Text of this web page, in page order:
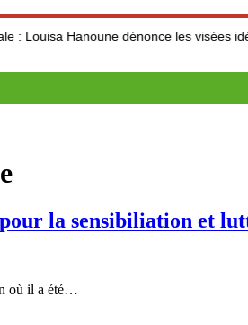
Hanoune dénonce les visées
la sensibiliation et
où il a été…